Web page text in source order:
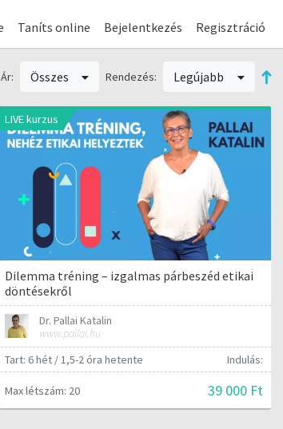
Taníts online Bejelentkezés Regisztráció
Ár: Összes Rendezés: Legújabb
LIVE kurzus
Dilemma tréning – izgalmas párbeszéd etikai
döntésekről
Dr. Pallai Katalin
www.pallai.hu
Tart: 6 hét / 1,5-2 óra hetente
Indulás:
Max létszám: 20 39 000 Ft